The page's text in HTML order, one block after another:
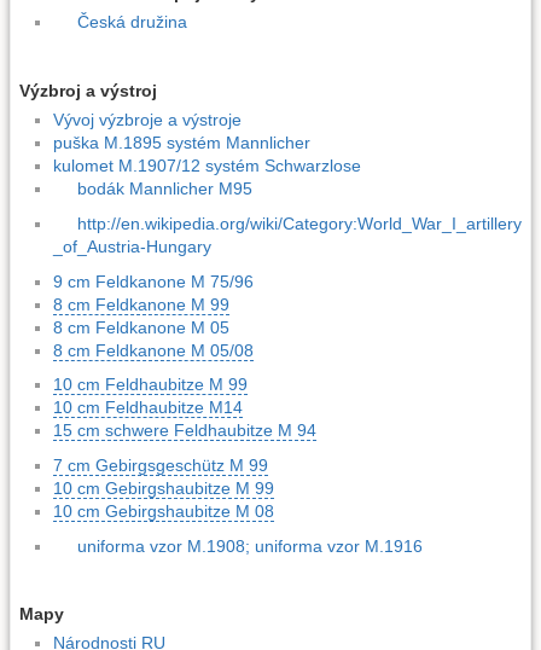
Česká družina
Výzbroj a výstroj
Vývoj výzbroje a výstroje
puška M.1895 systém Mannlicher
kulomet M.1907/12 systém Schwarzlose
bodák Mannlicher M95
http://en.wikipedia.org/wiki/Category:World_War_I_artillery
_of_Austria-Hungary
9 cm Feldkanone M 75/96
8 cm Feldkanone M 99
8 cm Feldkanone M 05
8 cm Feldkanone M 05/08
10 cm Feldhaubitze M 99
10 cm Feldhaubitze M14
15 cm schwere Feldhaubitze M 94
7 cm Gebirgsgeschütz M 99
10 cm Gebirgshaubitze M 99
10 cm Gebirgshaubitze M 08
uniforma vzor M.1908; uniforma vzor M.1916
Mapy
Národnosti RU